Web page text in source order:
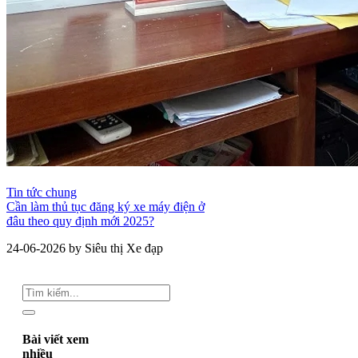
Tin tức chung
Cần làm thủ tục đăng ký xe máy điện ở
đâu theo quy định mới 2025?
24-06-2026 by Siêu thị Xe đạp
Bài viết xem
nhiều